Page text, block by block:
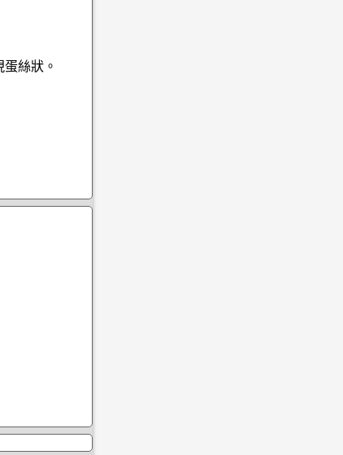
絲狀。